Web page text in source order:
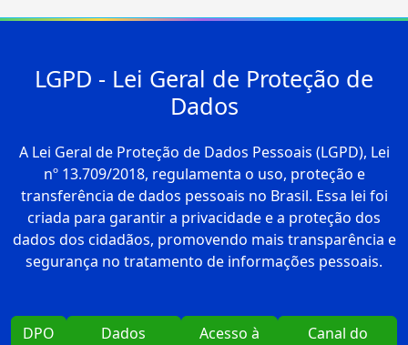
Dados
nº 13.709/2018, regulamenta o uso, proteção e
transferência de dados pessoais no Brasil. Essa lei foi
criada para garantir a privacidade e a proteção dos
dados dos cidadãos, promovendo mais transparência e
segurança no tratamento de informações pessoais.
DPO
Dados
Abertos
Acesso à
Lei
Canal do
Titular